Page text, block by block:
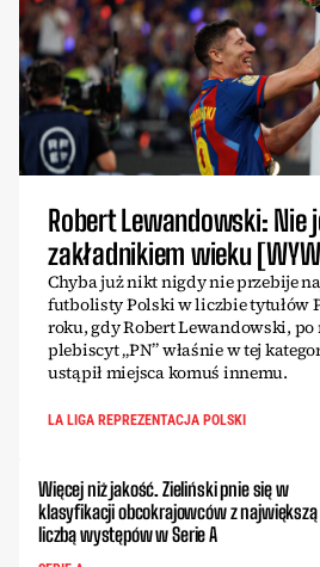
Robert Lewandowski: Nie
zakładnikiem wieku
Chyba już nikt nigdy nie przebije
futbolisty Polski w liczbie tytułów
roku, gdy Robert Lewandowski, po
plebiscyt „PN” właśnie w tej
ustąpił miejsca komuś innemu.
LA LIGA REPREZENTACJA POLSKI
Więcej niż jakość. Zieliński pnie się w
klasyfikacji obcokrajowców z największą
liczbą występów w Serie A